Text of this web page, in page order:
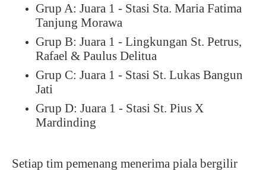
Grup A: Juara 1 - Stasi Sta. Maria Fatima
Tanjung Morawa
Grup B: Juara 1 - Lingkungan St. Petrus,
Rafael & Paulus Delitua
Grup C: Juara 1 - Stasi St. Lukas Bangun
Jati
Grup D: Juara 1 - Stasi St. Pius X
Mardinding
Setiap tim pemenang menerima piala bergilir